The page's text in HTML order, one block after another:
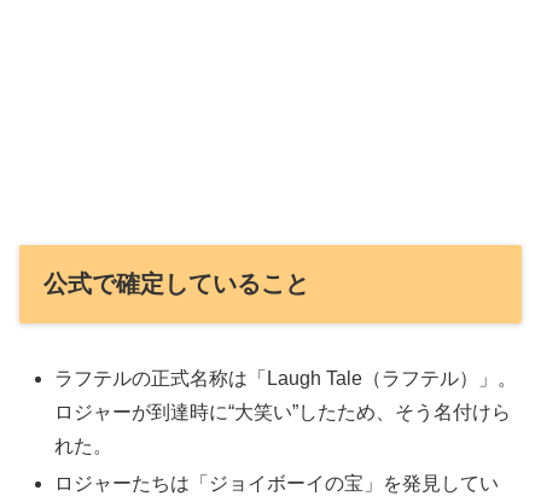
公式で確定していること
ラフテルの正式名称は「Laugh Tale（ラフテル）」。
ロジャーが到達時に“大笑い”したため、そう名付けら
れた。
ロジャーたちは「ジョイボーイの宝」を発見してい